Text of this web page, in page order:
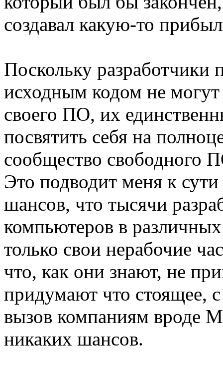
создавал какую-то
Поскольку
исходным кодом не
своего ПО, их
посвятить себя на
сообщество свободного
Это подводит меня к
шансов, что тысячи
компьютеров в
только свои нерабочие
что, как они знают, не
придумают что стоящее,
вызов компаниям вроде
никаких шансов.